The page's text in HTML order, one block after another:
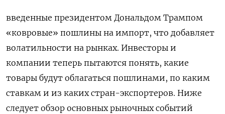
введенные президентом Дональдом Трампом
«ковровые» пошлины на импорт, что добавляет
волатильности на рынках. Инвесторы и
компании теперь пытаются понять, какие
товары будут облагаться пошлинами, по каким
ставкам и ‌из каких стран-экспортеров. Ниже
следует обзор основных рыночных событий